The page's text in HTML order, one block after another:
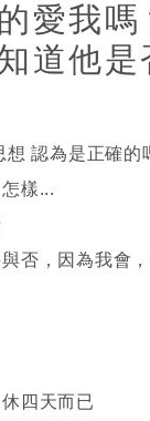
愛我嗎
道他是
想 認為是正確的
樣...
否，因為我會，
四天而已